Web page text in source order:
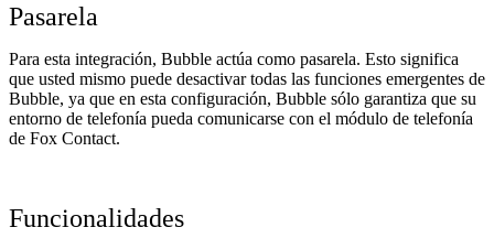
Pasarela
Para esta integración, Bubble actúa como pasarela. Esto significa
que usted mismo puede desactivar todas las funciones emergentes de
Bubble, ya que en esta configuración, Bubble sólo garantiza que su
entorno de telefonía pueda comunicarse con el módulo de telefonía
de Fox Contact.
Funcionalidades